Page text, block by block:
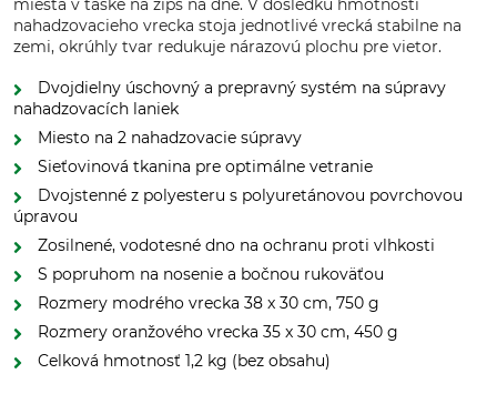
miesta v taške na zips na dne. V dôsledku hmotnosti
nahadzovacieho vrecka stoja jednotlivé vrecká stabilne na
zemi, okrúhly tvar redukuje nárazovú plochu pre vietor.
Dvojdielny úschovný a prepravný systém na súpravy
nahadzovacích laniek
Miesto na 2 nahadzovacie súpravy
Sieťovinová tkanina pre optimálne vetranie
Dvojstenné z polyesteru s polyuretánovou povrchovou
úpravou
Zosilnené, vodotesné dno na ochranu proti vlhkosti
S popruhom na nosenie a bočnou rukoväťou
Rozmery modrého vrecka 38 x 30 cm, 750 g
Rozmery oranžového vrecka 35 x 30 cm, 450 g
Celková hmotnosť 1,2 kg (bez obsahu)